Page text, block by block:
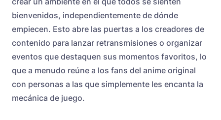
bienvenidos, independientemente de dónde
empiecen. Esto abre las puertas a los creadores de
contenido para lanzar retransmisiones o organizar
eventos que destaquen sus momentos favoritos, lo
que a menudo reúne a los fans del anime original
con personas a las que simplemente les encanta la
mecánica de juego.